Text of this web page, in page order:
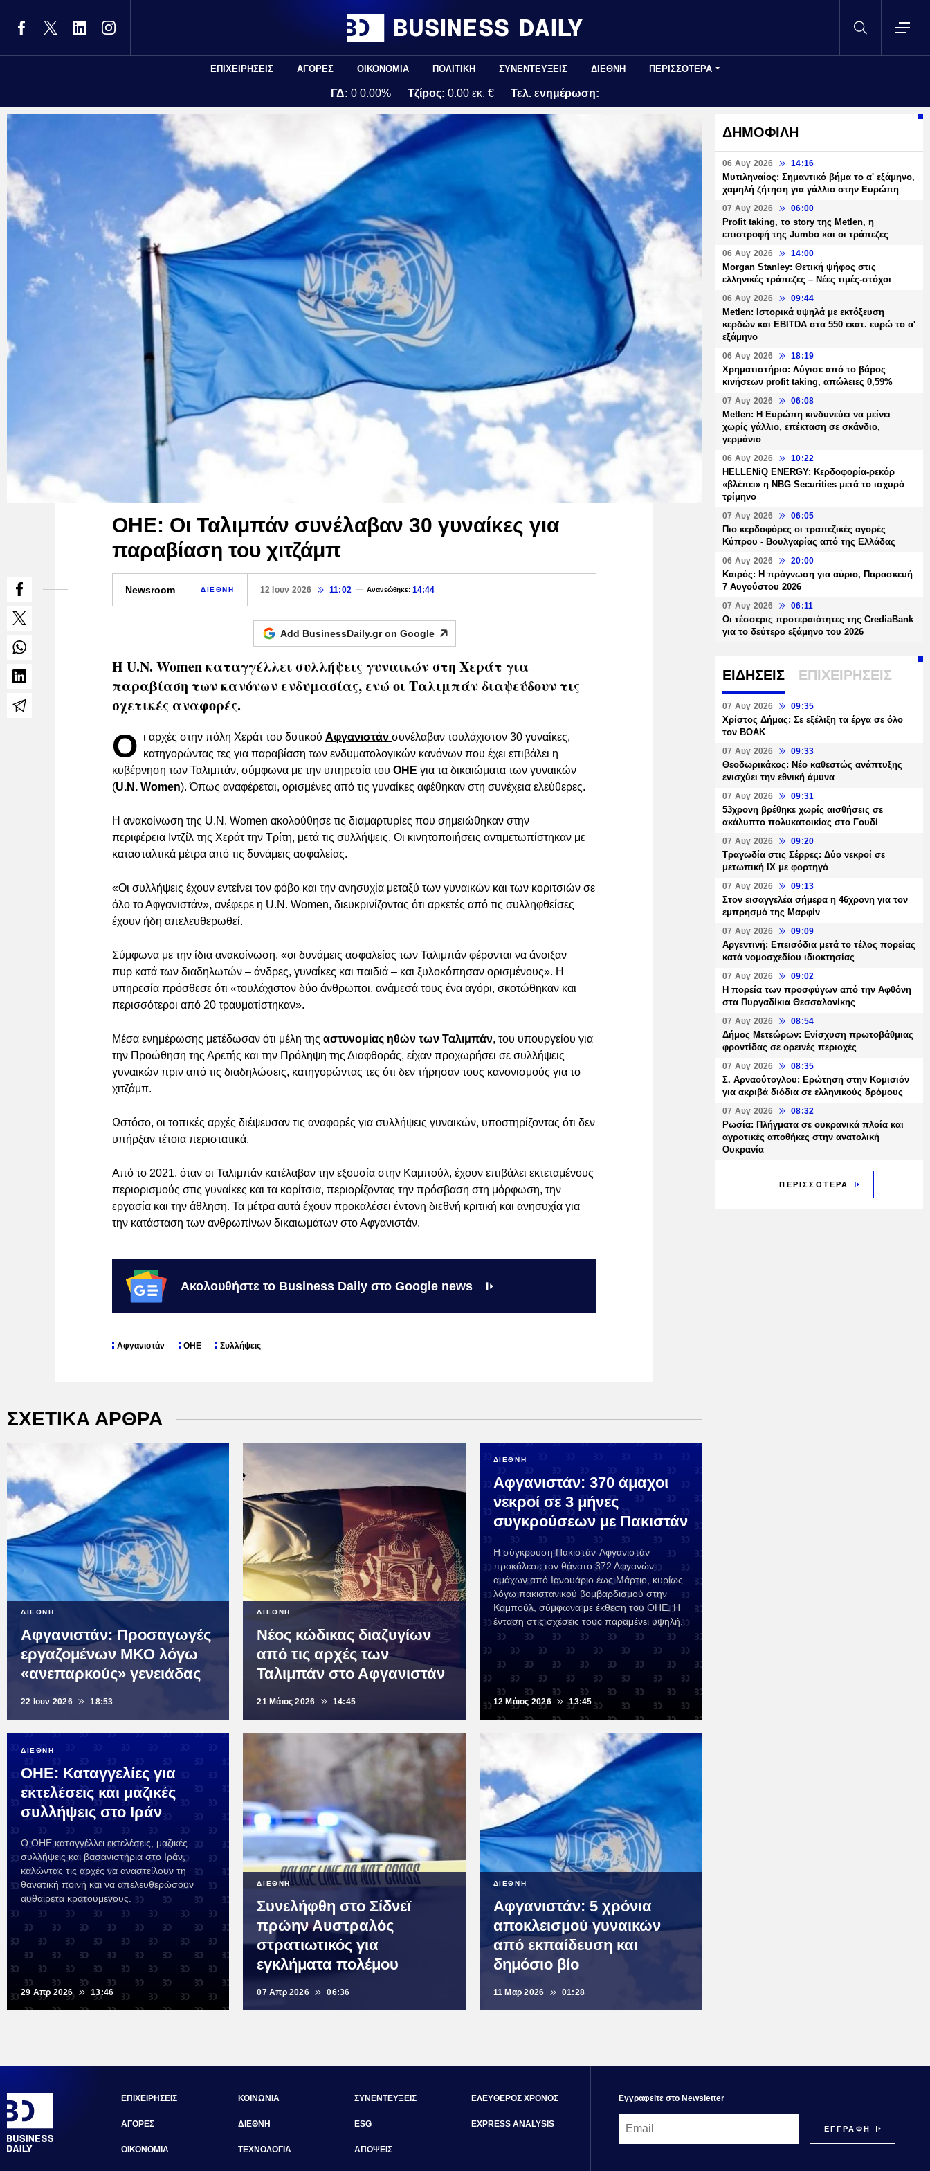
ΕΠΙΧΕΙΡΗΣΕΙΣ ΑΓΟΡΕΣ ΟΙΚΟΝΟΜΙΑ ΠΟΛΙΤΙΚΗ ΣΥΝΕΝΤΕΥΞΕΙΣ ΔΙΕΘΝΗ ΠΕΡΙΣΣΟΤΕΡΑ
ΓΔ: 0 0.00% Τζίρος: 0.00 εκ. € Τελ. ενημέρωση:
ΟΗΕ: Οι Ταλιμπάν συνέλαβαν 30 γυναίκες για
παραβίαση του χιτζάμπ
Newsroom ΔΙΕΘΝΗ 12 Ιουν 2026 11:02 Ανανεώθηκε: 14:44
Add BusinessDaily.gr on Google
Η U.N. Women καταγγέλλει συλλήψεις γυναικών στη Χεράτ για
παραβίαση των κανόνων ενδυμασίας, ενώ οι Ταλιμπάν διαψεύδουν τις
σχετικές αναφορές.
Ο ι αρχές στην πόλη Χεράτ του δυτικού Αφγανιστάν συνέλαβαν τουλάχιστον 30 γυναίκες,
κατηγορώντας τες για παραβίαση των ενδυματολογικών κανόνων που έχει επιβάλει η
κυβέρνηση των Ταλιμπάν, σύμφωνα με την υπηρεσία του ΟΗΕ για τα δικαιώματα των γυναικών
(U.N. Women). Όπως αναφέρεται, ορισμένες από τις γυναίκες αφέθηκαν στη συνέχεια ελεύθερες.
Η ανακοίνωση της U.N. Women ακολούθησε τις διαμαρτυρίες που σημειώθηκαν στην
περιφέρεια Ιντζίλ της Χεράτ την Τρίτη, μετά τις συλλήψεις. Οι κινητοποιήσεις αντιμετωπίστηκαν με
κατασταλτικά μέτρα από τις δυνάμεις ασφαλείας.
«Οι συλλήψεις έχουν εντείνει τον φόβο και την ανησυχία μεταξύ των γυναικών και των κοριτσιών σε
όλο το Αφγανιστάν», ανέφερε η U.N. Women, διευκρινίζοντας ότι αρκετές από τις συλληφθείσες
έχουν ήδη απελευθερωθεί.
Σύμφωνα με την ίδια ανακοίνωση, «οι δυνάμεις ασφαλείας των Ταλιμπάν φέρονται να άνοιξαν
πυρ κατά των διαδηλωτών – άνδρες, γυναίκες και παιδιά – και ξυλοκόπησαν ορισμένους». Η
υπηρεσία πρόσθεσε ότι «τουλάχιστον δύο άνθρωποι, ανάμεσά τους ένα αγόρι, σκοτώθηκαν και
περισσότεροι από 20 τραυματίστηκαν».
Μέσα ενημέρωσης μετέδωσαν ότι μέλη της αστυνομίας ηθών των Ταλιμπάν, του υπουργείου για
την Προώθηση της Αρετής και την Πρόληψη της Διαφθοράς, είχαν προχωρήσει σε συλλήψεις
γυναικών πριν από τις διαδηλώσεις, κατηγορώντας τες ότι δεν τήρησαν τους κανονισμούς για το
χιτζάμπ.
Ωστόσο, οι τοπικές αρχές διέψευσαν τις αναφορές για συλλήψεις γυναικών, υποστηρίζοντας ότι δεν
υπήρξαν τέτοια περιστατικά.
Από το 2021, όταν οι Ταλιμπάν κατέλαβαν την εξουσία στην Καμπούλ, έχουν επιβάλει εκτεταμένους
περιορισμούς στις γυναίκες και τα κορίτσια, περιορίζοντας την πρόσβαση στη μόρφωση, την
εργασία και την άθληση. Τα μέτρα αυτά έχουν προκαλέσει έντονη διεθνή κριτική και ανησυχία για
την κατάσταση των ανθρωπίνων δικαιωμάτων στο Αφγανιστάν.
Ακολουθήστε το Business Daily στο Google news
Αφγανιστάν ΟΗΕ Συλλήψεις
ΣΧΕΤΙΚΑ ΑΡΘΡΑ
ΔΙΕΘΝΗ
Αφγανιστάν: Προσαγωγές
εργαζομένων ΜΚΟ λόγω
«ανεπαρκούς» γενειάδας
22 Ιουν 2026 18:53
ΔΙΕΘΝΗ
Νέος κώδικας διαζυγίων
από τις αρχές των
Ταλιμπάν στο Αφγανιστάν
21 Μάιος 2026 14:45
ΔΙΕΘΝΗ
Αφγανιστάν: 370 άμαχοι
νεκροί σε 3 μήνες
συγκρούσεων με Πακιστάν
Η σύγκρουση Πακιστάν-Αφγανιστάν
προκάλεσε τον θάνατο 372 Αφγανών
αμάχων από Ιανουάριο έως Μάρτιο, κυρίως
λόγω πακιστανικού βομβαρδισμού στην
Καμπούλ, σύμφωνα με έκθεση του ΟΗΕ. Η
ένταση στις σχέσεις τους παραμένει υψηλή.
12 Μάιος 2026 13:45
ΔΙΕΘΝΗ
ΟΗΕ: Καταγγελίες για
εκτελέσεις και μαζικές
συλλήψεις στο Ιράν
Ο ΟΗΕ καταγγέλλει εκτελέσεις, μαζικές
συλλήψεις και βασανιστήρια στο Ιράν,
καλώντας τις αρχές να αναστείλουν τη
θανατική ποινή και να απελευθερώσουν
αυθαίρετα κρατούμενους.
29 Απρ 2026 13:46
ΔΙΕΘΝΗ
Συνελήφθη στο Σίδνεϊ
πρώην Αυστραλός
στρατιωτικός για
εγκλήματα πολέμου
07 Απρ 2026 06:36
ΔΙΕΘΝΗ
Αφγανιστάν: 5 χρόνια
αποκλεισμού γυναικών
από εκπαίδευση και
δημόσιο βίο
11 Μαρ 2026 01:28
ΔΗΜΟΦΙΛΗ
06 Αυγ 2026 14:16
Μυτιληναίος: Σημαντικό βήμα το α' εξάμηνο,
χαμηλή ζήτηση για γάλλιο στην Ευρώπη
07 Αυγ 2026 06:00
Profit taking, το story της Metlen, η
επιστροφή της Jumbo και οι τράπεζες
06 Αυγ 2026 14:00
Morgan Stanley: Θετική ψήφος στις
ελληνικές τράπεζες – Νέες τιμές-στόχοι
06 Αυγ 2026 09:44
Metlen: Ιστορικά υψηλά με εκτόξευση
κερδών και EBITDA στα 550 εκατ. ευρώ το α'
εξάμηνο
06 Αυγ 2026 18:19
Χρηματιστήριο: Λύγισε από το βάρος
κινήσεων profit taking, απώλειες 0,59%
07 Αυγ 2026 06:08
Metlen: Η Ευρώπη κινδυνεύει να μείνει
χωρίς γάλλιο, επέκταση σε σκάνδιο,
γερμάνιο
06 Αυγ 2026 10:22
HELLENiQ ENERGY: Κερδοφορία-ρεκόρ
«βλέπει» η NBG Securities μετά το ισχυρό
τρίμηνο
07 Αυγ 2026 06:05
Πιο κερδοφόρες οι τραπεζικές αγορές
Κύπρου - Βουλγαρίας από της Ελλάδας
06 Αυγ 2026 20:00
Καιρός: Η πρόγνωση για αύριο, Παρασκευή
7 Αυγούστου 2026
07 Αυγ 2026 06:11
Οι τέσσερις προτεραιότητες της CrediaBank
για το δεύτερο εξάμηνο του 2026
ΕΙΔΗΣΕΙΣ ΕΠΙΧΕΙΡΗΣΕΙΣ
07 Αυγ 2026 09:35
Χρίστος Δήμας: Σε εξέλιξη τα έργα σε όλο
τον ΒΟΑΚ
07 Αυγ 2026 09:33
Θεοδωρικάκος: Νέο καθεστώς ανάπτυξης
ενισχύει την εθνική άμυνα
07 Αυγ 2026 09:31
53χρονη βρέθηκε χωρίς αισθήσεις σε
ακάλυπτο πολυκατοικίας στο Γουδί
07 Αυγ 2026 09:20
Τραγωδία στις Σέρρες: Δύο νεκροί σε
μετωπική ΙΧ με φορτηγό
07 Αυγ 2026 09:13
Στον εισαγγελέα σήμερα η 46χρονη για τον
εμπρησμό της Μαρφίν
07 Αυγ 2026 09:09
Αργεντινή: Επεισόδια μετά το τέλος πορείας
κατά νομοσχεδίου ιδιοκτησίας
07 Αυγ 2026 09:02
Η πορεία των προσφύγων από την Αφθόνη
στα Πυργαδίκια Θεσσαλονίκης
07 Αυγ 2026 08:54
Δήμος Μετεώρων: Ενίσχυση πρωτοβάθμιας
φροντίδας σε ορεινές περιοχές
07 Αυγ 2026 08:35
Σ. Αρναούτογλου: Ερώτηση στην Κομισιόν
για ακριβά διόδια σε ελληνικούς δρόμους
07 Αυγ 2026 08:32
Ρωσία: Πλήγματα σε ουκρανικά πλοία και
αγροτικές αποθήκες στην ανατολική
Ουκρανία
ΠΕΡΙΣΣΟΤΕΡΑ
ΕΠΙΧΕΙΡΗΣΕΙΣ
ΑΓΟΡΕΣ
ΟΙΚΟΝΟΜΙΑ
ΚΟΙΝΩΝΙΑ
ΔΙΕΘΝΗ
ΤΕΧΝΟΛΟΓΙΑ
ΣΥΝΕΝΤΕΥΞΕΙΣ
ESG
ΑΠΟΨΕΙΣ
ΕΛΕΥΘΕΡΟΣ ΧΡΟΝΟΣ
EXPRESS ANALYSIS
Εγγραφεiτε στο Newsletter